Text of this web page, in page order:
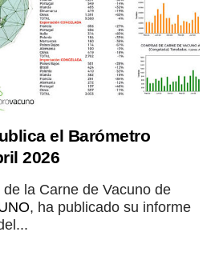
el Barómetro
2026
la Carne de Vacuno de
, ha publicado su informe